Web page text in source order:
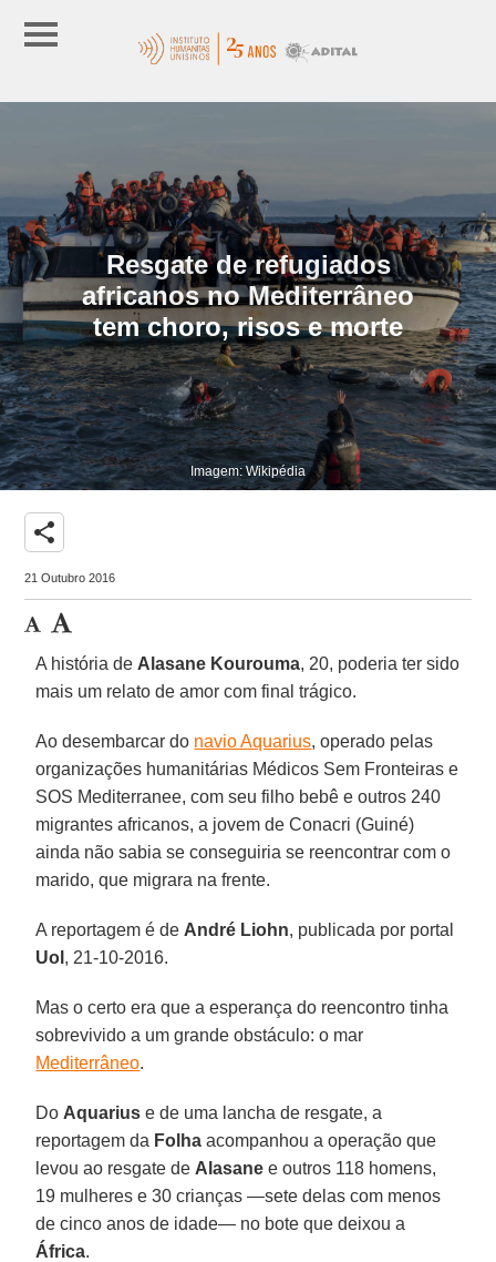
Resgate de refugiados
africanos no Mediterrâneo
tem choro, risos e morte
Imagem: Wikipédia
share
21 Outubro 2016
A história de Alasane Kourouma, 20, poderia ter sido
mais um relato de amor com final trágico.
Ao desembarcar do navio Aquarius, operado pelas
organizações humanitárias Médicos Sem Fronteiras e
SOS Mediterranee, com seu filho bebê e outros 240
migrantes africanos, a jovem de Conacri (Guiné)
ainda não sabia se conseguiria se reencontrar com o
marido, que migrara na frente.
A reportagem é de André Liohn, publicada por portal
Uol , 21-10-2016.
Mas o certo era que a esperança do reencontro tinha
sobrevivido a um grande obstáculo: o mar
Mediterrâneo.
Do Aquarius e de uma lancha de resgate, a
reportagem da Folha acompanhou a operação que
levou ao resgate de Alasane e outros 118 homens,
19 mulheres e 30 crianças —sete delas com menos
de cinco anos de idade— no bote que deixou a
África.